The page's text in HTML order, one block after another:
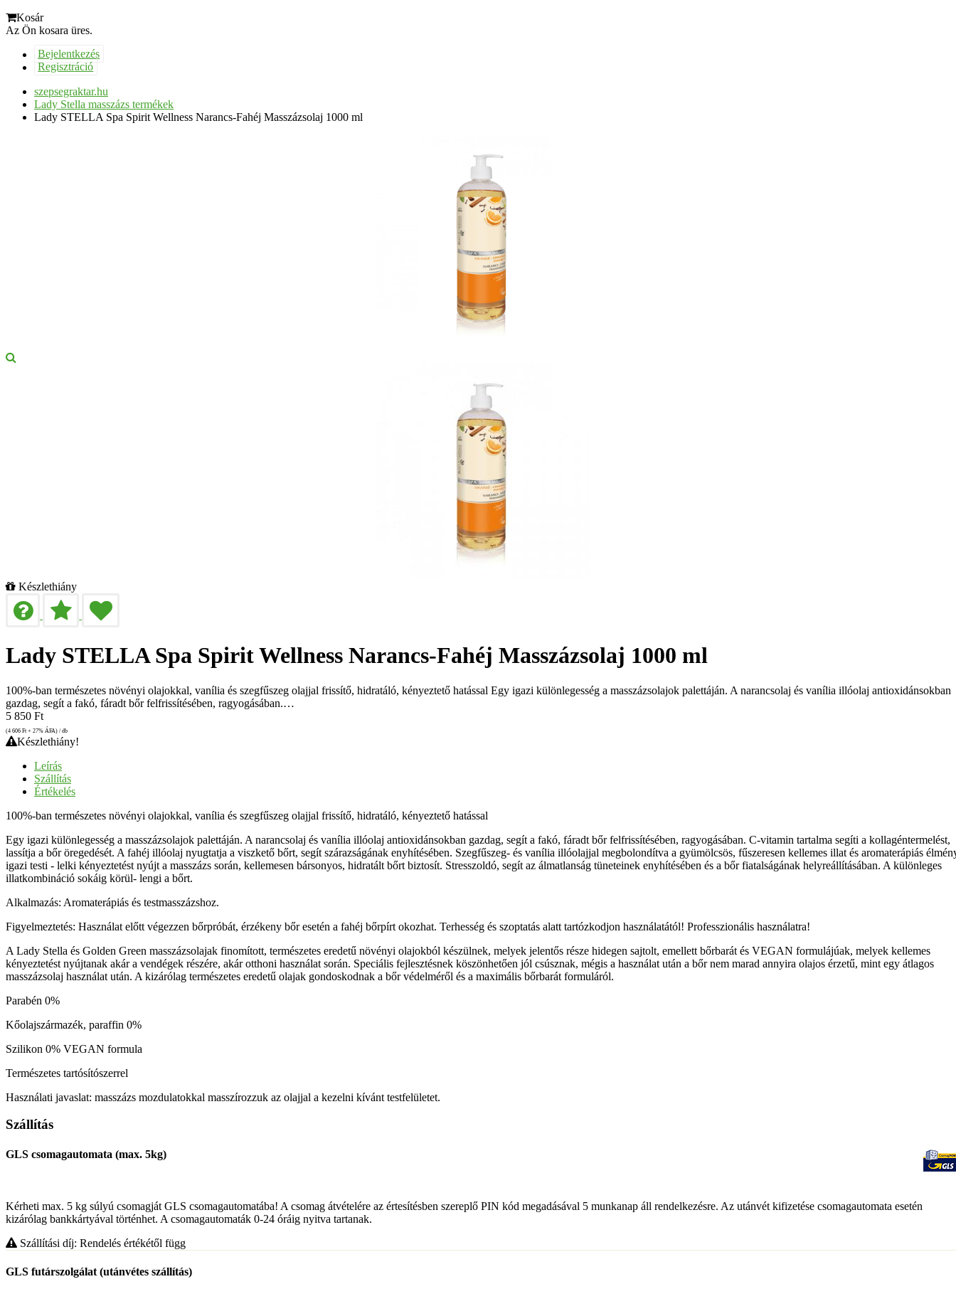
Kosár
Az Ön kosara üres.
Bejelentkezés
Regisztráció
szepsegraktar.hu
Lady Stella masszázs termékek
Lady STELLA Spa Spirit Wellness Narancs-Fahéj Masszázsolaj 1000 ml
Készlethiány
Lady STELLA Spa Spirit Wellness Narancs-Fahéj Masszázsolaj 1000 ml
100%-ban természetes növényi olajokkal, vanília és szegfűszeg olajjal frissítő, hidratáló, kényeztető hatással Egy igazi különlegesség a masszázsolajok palettáján. A narancsolaj és vanília illóolaj antioxidánsokban
gazdag, segít a fakó, fáradt bőr felfrissítésében, ragyogásában.…
5 850 Ft
(4 606 Ft + 27% ÁFA) / db
Készlethiány!
Leírás
Szállítás
Értékelés
100%-ban természetes növényi olajokkal, vanília és szegfűszeg olajjal frissítő, hidratáló, kényeztető hatással
Egy igazi különlegesség a masszázsolajok palettáján. A narancsolaj és vanília illóolaj antioxidánsokban gazdag, segít a fakó, fáradt bőr felfrissítésében, ragyogásában. C-vitamin tartalma segíti a kollagéntermelést,
lassítja a bőr öregedését. A fahéj illóolaj nyugtatja a viszkető bőrt, segít szárazságának enyhítésében. Szegfűszeg- és vanília illóolajjal megbolondítva a gyümölcsös, fűszeresen kellemes illat és aromaterápiás
igazi testi - lelki kényeztetést nyújt a masszázs során, kellemesen bársonyos, hidratált bőrt biztosít. Stresszoldó, segít az álmatlanság tüneteinek enyhítésében és a bőr fiatalságának helyreállításában. A különleges
illatkombináció sokáig körül- lengi a bőrt.
Alkalmazás: Aromaterápiás és testmasszázshoz.
Figyelmeztetés: Használat előtt végezzen bőrpróbát, érzékeny bőr esetén a fahéj bőrpírt okozhat. Terhesség és szoptatás alatt tartózkodjon használatától! Professzionális használatra!
A Lady Stella és Golden Green masszázsolajak finomított, természetes eredetű növényi olajokból készülnek, melyek jelentős része hidegen sajtolt, emellett bőrbarát és VEGAN formulájúak, melyek kellemes
kényeztetést nyújtanak akár a vendégek részére, akár otthoni használat során. Speciális fejlesztésnek köszönhetően jól csúsznak, mégis a használat után a bőr nem marad annyira olajos érzetű, mint egy átlagos
masszázsolaj használat után. A kizárólag természetes eredetű olajak gondoskodnak a bőr védelméről és a maximális bőrbarát formuláról.
Parabén 0%
Kőolajszármazék, paraffin 0%
Szilikon 0% VEGAN formula
Természetes tartósítószerrel
Használati javaslat: masszázs mozdulatokkal masszírozzuk az olajjal a kezelni kívánt testfelületet.
Szállítás
GLS csomagautomata (max. 5kg)
Kérheti max. 5 kg súlyú csomagját GLS csomagautomatába! A csomag átvételére az értesítésben szereplő PIN kód megadásával 5 munkanap áll rendelkezésre. Az utánvét kifizetése csomagautomata esetén
kizárólag bankkártyával történhet. A csomagautomaták 0-24 óráig nyitva tartanak.
Szállítási díj: Rendelés értékétől függ
GLS futárszolgálat (utánvétes szállítás)